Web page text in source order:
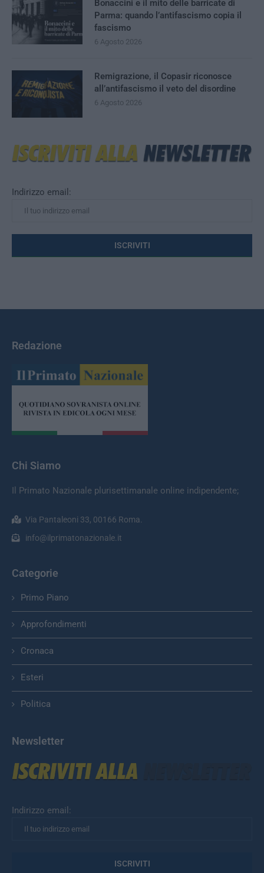
Indirizzo email:
Bonaccini e il mito delle barricate di
Parma: quando l’antifascismo copia il
fascismo
6 Agosto 2026
Remigrazione, il Copasir riconosce
all’antifascismo il veto del disordine
6 Agosto 2026
Redazione
Chi Siamo
Il Primato Nazionale plurisettimanale online indipendente;
Via Pantaleoni 33, 00166 Roma.
info@ilprimatonazionale.it
Categorie
Primo Piano
Approfondimenti
Cronaca
Esteri
Politica
Newsletter
Indirizzo email: